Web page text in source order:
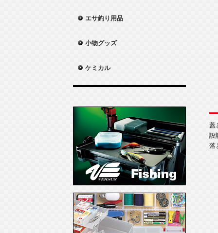
エサ釣り用品
小物グッズ
ケミカル
蓋
設
落